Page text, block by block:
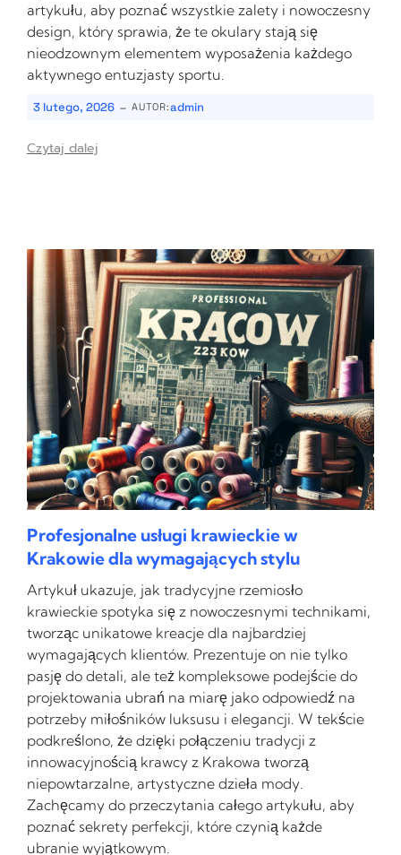
artykułu, aby poznać wszystkie zalety i nowoczesny
design, który sprawia, że te okulary stają się
nieodzownym elementem wyposażenia każdego
aktywnego entuzjasty sportu.
3 lutego, 2026 - AUTOR:admin
Czytaj dalej
Profesjonalne usługi krawieckie w
Krakowie dla wymagających stylu
Artykuł ukazuje, jak tradycyjne rzemiosło
krawieckie spotyka się z nowoczesnymi technikami,
tworząc unikatowe kreacje dla najbardziej
wymagających klientów. Prezentuje on nie tylko
pasję do detali, ale też kompleksowe podejście do
projektowania ubrań na miarę jako odpowiedź na
potrzeby miłośników luksusu i elegancji. W tekście
podkreślono, że dzięki połączeniu tradycji z
innowacyjnością krawcy z Krakowa tworzą
niepowtarzalne, artystyczne dzieła mody.
Zachęcamy do przeczytania całego artykułu, aby
poznać sekrety perfekcji, które czynią każde
ubranie wyjątkowym.